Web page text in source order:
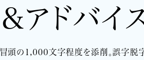
＆アドバイ
冒頭の1,000文字程度を添削。誤字脱